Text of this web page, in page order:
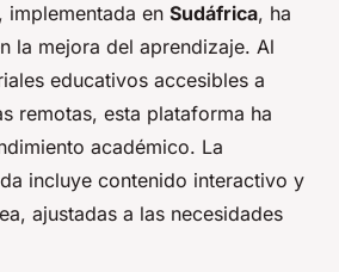
implementada en Sudáfrica, ha
la mejora del aprendizaje. Al
educativos accesibles a
remotas, esta plataforma ha
académico. La
incluye contenido interactivo y
ajustadas a las necesidades